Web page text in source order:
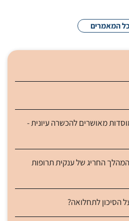
המאמרים
מאושרים להכשרה עיונית -
המהלך החריג של ענקית תרופות
הסיכון לתחלואה?